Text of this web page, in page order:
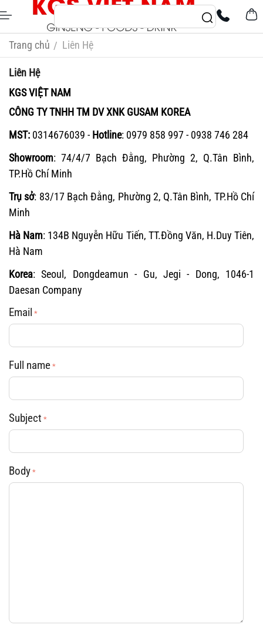
Trang chủ / Liên Hệ
Liên Hệ
KGS VIỆT NAM
CÔNG TY TNHH TM DV XNK GUSAM KOREA
MST: 0314676039 - Hotline: 0979 858 997 - 0938 746 284
Showroom: 74/4/7 Bạch Đằng, Phường 2, Q.Tân Bình,
TP.Hồ Chí Minh
Trụ sở: 83/17 Bạch Đằng, Phường 2, Q.Tân Bình, TP.Hồ Chí
Minh
Hà Nam: 134B Nguyễn Hữu Tiến, TT.Đồng Văn, H.Duy Tiên,
Hà Nam
Korea: Seoul, Dongdeamun - Gu, Jegi - Dong, 1046-1
Daesan Company
Email
Full name
Subject
Body